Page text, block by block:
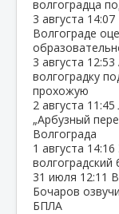
волгоградца
3 августа 14:07
Волгограде
3 августа 12:53
волгоградку
прохожую
2 августа 11:45
„Арбузный
Волгограда
1 августа 14:16
31 июля 12:11
Бочаров
БПЛА